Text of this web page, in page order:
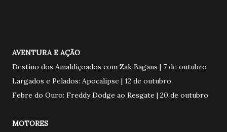
AVENTURA E AÇÃO
Destino dos Amaldiçoados com Zak Bagans | 7 de outubro
Largados e Pelados: Apocalipse | 12 de outubro
Febre do Ouro: Freddy Dodge ao Resgate | 20 de outubro
MOTORES